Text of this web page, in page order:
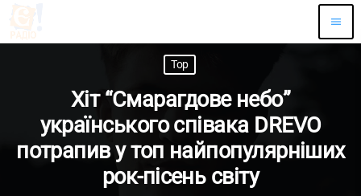
menu
Top
Хіт “Смарагдове небо”
українського співака DREVO
потрапив у топ найпопулярніших
рок-пісень світу